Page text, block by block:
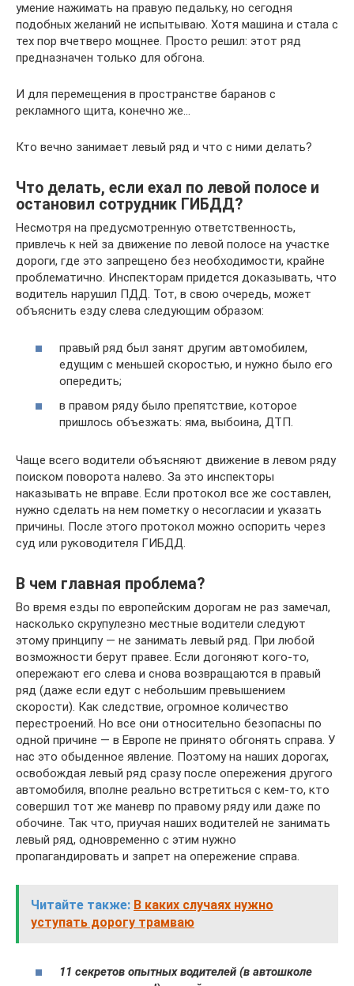
умение нажимать на правую педальку, но сегодня
подобных желаний не испытываю. Хотя машина и стала с
тех пор вчетверо мощнее. Просто решил: этот ряд
предназначен только для обгона.
И для перемещения в пространстве баранов с
рекламного щита, конечно же…
Кто вечно занимает левый ряд и что с ними делать?
Что делать, если ехал по левой полосе и
остановил сотрудник ГИБДД?
Несмотря на предусмотренную ответственность,
привлечь к ней за движение по левой полосе на участке
дороги, где это запрещено без необходимости, крайне
проблематично. Инспекторам придется доказывать, что
водитель нарушил ПДД. Тот, в свою очередь, может
объяснить езду слева следующим образом:
правый ряд был занят другим автомобилем,
едущим с меньшей скоростью, и нужно было его
опередить;
в правом ряду было препятствие, которое
пришлось объезжать: яма, выбоина, ДТП.
Чаще всего водители объясняют движение в левом ряду
поиском поворота налево. За это инспекторы
наказывать не вправе. Если протокол все же составлен,
нужно сделать на нем пометку о несогласии и указать
причины. После этого протокол можно оспорить через
суд или руководителя ГИБДД.
В чем главная проблема?
Во время езды по европейским дорогам не раз замечал,
насколько скрупулезно местные водители следуют
этому принципу — не занимать левый ряд. При любой
возможности берут правее. Если догоняют кого-то,
опережают его слева и снова возвращаются в правый
ряд (даже если едут с небольшим превышением
скорости). Как следствие, огромное количество
перестроений. Но все они относительно безопасны по
одной причине — в Европе не принято обгонять справа. У
нас это обыденное явление. Поэтому на наших дорогах,
освобождая левый ряд сразу после опережения другого
автомобиля, вполне реально встретиться с кем-то, кто
совершил тот же маневр по правому ряду или даже по
обочине. Так что, приучая наших водителей не занимать
левый ряд, одновременно с этим нужно
пропагандировать и запрет на опережение справа.
Читайте также: В каких случаях нужно
уступать дорогу трамваю
11 секретов опытных водителей (в автошколе